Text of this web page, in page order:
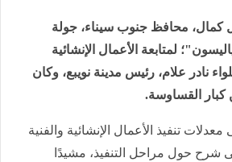
كمال، محافظ جنوب سيناء، جولة
لمتابعة الأعمال الإنشائية
نادر علام، رئيس مدينة نويبع، وكان
كبار القساوسة.
تنفيذ الأعمال الإنشائية والفنية
شرح حول مراحل التنفيذ، مشيدًا